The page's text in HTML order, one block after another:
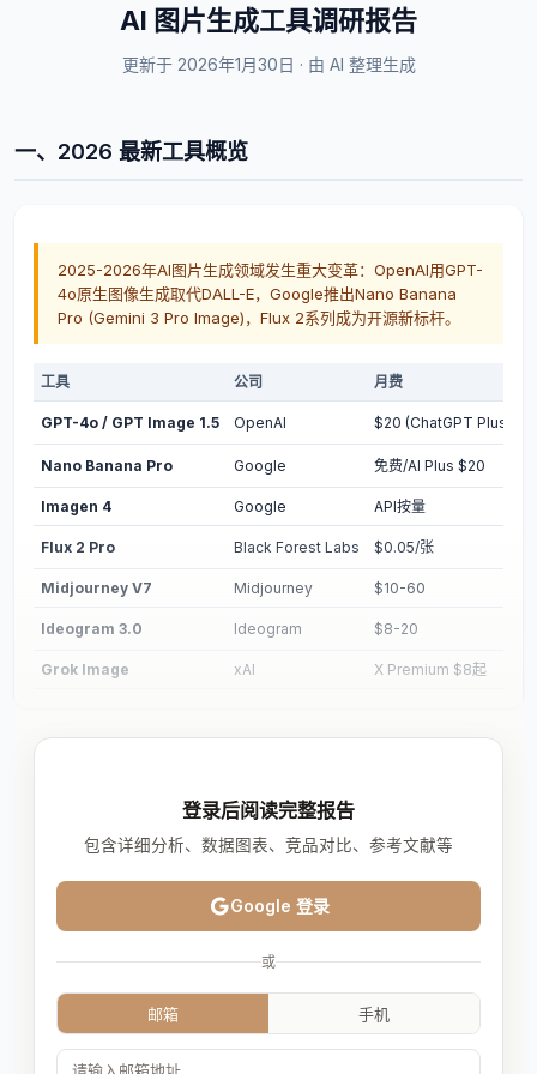
AI 图片生成工具调研报告
更新于 2026年1月30日 · 由 AI 整理生成
一、2026 最新工具概览
2025-2026年AI图片生成领域发生重大变革：OpenAI用GPT-
4o原生图像生成取代DALL-E，Google推出Nano Banana
Pro (Gemini 3 Pro Image)，Flux 2系列成为开源新标杆。
工具 公司 月费
GPT-4o / GPT Image 1.5 OpenAI $20 (ChatGPT Plus)
Nano Banana Pro Google 免费/AI Plus $20
Imagen 4 Google API按量
Flux 2 Pro Black Forest Labs $0.05/张
Midjourney V7 Midjourney $10-60
Ideogram 3.0 Ideogram $8-20
Grok Image xAI X Premium $8起
登录后阅读完整报告
包含详细分析、数据图表、竞品对比、参考文献等
Google 登录
或
邮箱 手机